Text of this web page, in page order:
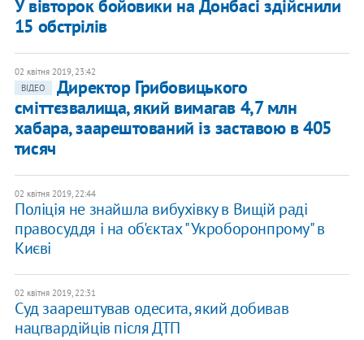
У вівторок бойовики на Донбасі здійснили
15 обстрілів
02 квітня 2019, 23:42
ВІДЕО
Директор Грибовицького
сміттєзвалища, який вимагав 4,7 млн
хабара, заарештований із заставою в 405
тисяч
02 квітня 2019, 22:44
Поліція не знайшла вибухівку в Вищій раді
правосуддя і на об'єктах "Укроборонпрому" в
Києві
02 квітня 2019, 22:31
Суд заарештував одесита, який добивав
нацгвардійців після ДТП